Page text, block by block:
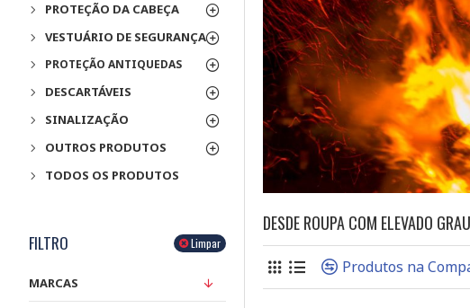
PROTEÇÃO DA CABEÇA
VESTUÁRIO DE SEGURANÇA
PROTEÇÃO ANTIQUEDAS
DESCARTÁVEIS
SINALIZAÇÃO
OUTROS PRODUTOS
TODOS OS PRODUTOS
FILTRO Limpar
MARCAS
DESDE ROUPA COM ELEVADO
Produtos na